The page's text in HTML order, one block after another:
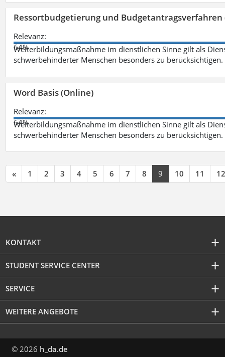
Ressortbudgetierung und Budgetantragsverfahren
Relevanz:
64%
Weiterbildungsmaßnahme im dienstlichen Sinne gilt als
schwerbehinderter Menschen besonders zu berücksichtigen.
Word Basis (Online)
Relevanz:
64%
Weiterbildungsmaßnahme im dienstlichen Sinne gilt als
schwerbehinderter Menschen besonders zu berücksichtigen.
« 1 2 3 4 5 6 7 8 9 10 11 12
KONTAKT
STUDENT SERVICE CENTER
SERVICE
WEITERE ANGEBOTE
© 2026 h_da.de